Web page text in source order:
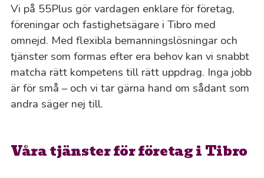
Vi på 55Plus gör vardagen enklare för företag,
föreningar och fastighetsägare i Tibro med
omnejd. Med flexibla bemanningslösningar och
tjänster som formas efter era behov kan vi snabbt
matcha rätt kompetens till rätt uppdrag. Inga jobb
är för små – och vi tar gärna hand om sådant som
andra säger nej till.
Våra tjänster för företag i Tibro